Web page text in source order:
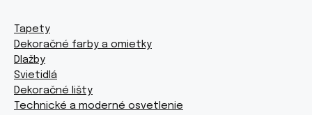
Tapety
Dekoračné farby a omietky
Dlažby
Svietidlá
Dekoračné lišty
Technické a moderné osvetlenie